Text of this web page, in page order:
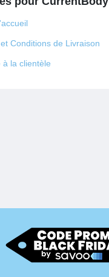
Conditions de Livraison
à la clientèle